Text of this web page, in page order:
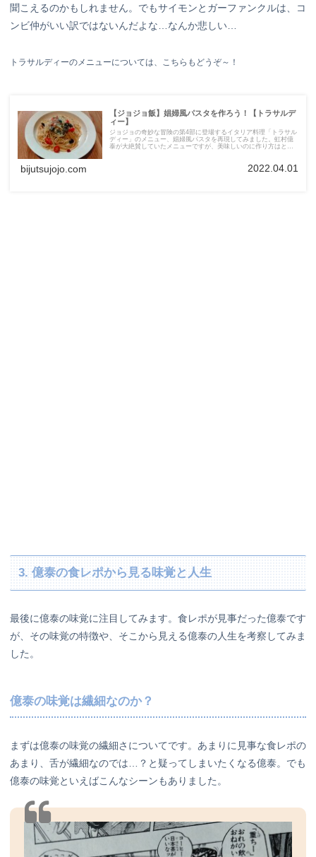
聞こえるのかもしれません。でもサイモンとガーファンクルは、コ
ンビ仲がいい訳ではないんだよな…なんか悲しい…
トラサルディーのメニューについては、こちらもどうぞ～！
【ジョジョ飯】娼婦風パスタを作ろう！【トラサルデ
ィー】
ジョジョの奇妙な冒険の第4部に登場するイタリア料理「トラサル
ディー」のメニュー、娼婦風パスタを再現してみました。虹村億
泰が大絶賛していたメニューですが、美味しいのに作り方はとっ
bijutsujojo.com 2022.04.01
3. 億泰の食レポから見る味覚と人生
最後に億泰の味覚に注目してみます。食レポが見事だった億泰です
が、その味覚の特徴や、そこから見える億泰の人生を考察してみま
した。
億泰の味覚は繊細なのか？
まずは億泰の味覚の繊細さについてです。あまりに見事な食レポの
あまり、舌が繊細なのでは…？と疑ってしまいたくなる億泰。でも
億泰の味覚といえばこんなシーンもありました。